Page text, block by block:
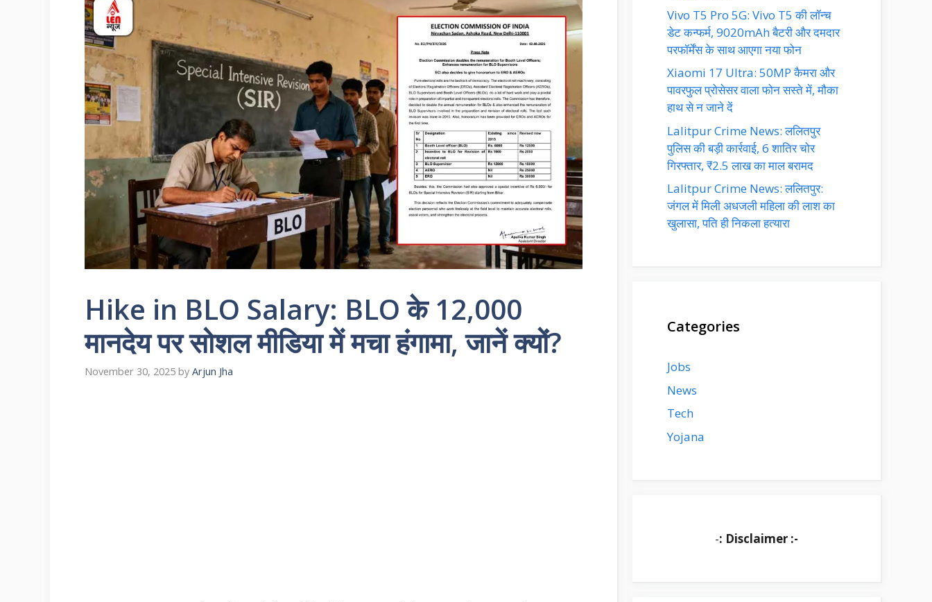
Hike in BLO Salary: BLO के 12,000
मानदेय पर सोशल मीडिया में मचा हंगामा, जानें क्यों?
November 30, 2025 by Arjun Jha
Vivo T5 Pro 5G: Vivo T5 की लॉन्च
डेट कन्फर्म, 9020mAh बैटरी और दमदार
परफॉर्मेंस के साथ आएगा नया फोन
Xiaomi 17 Ultra: 50MP कैमरा और
पावरफुल प्रोसेसर वाला फोन सस्ते में, मौका
हाथ से न जाने दें
Lalitpur Crime News: ललितपुर
पुलिस की बड़ी कार्रवाई, 6 शातिर चोर
गिरफ्तार, ₹2.5 लाख का माल बरामद
Lalitpur Crime News: ललितपुर:
जंगल में मिली अधजली महिला की लाश का
खुलासा, पति ही निकला हत्यारा
Categories
Jobs
News
Tech
Yojana
-: Disclaimer :-